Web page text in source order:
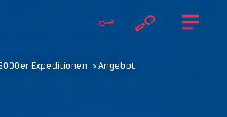
Expeditionen > Angebot